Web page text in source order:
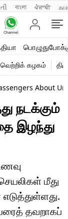
বাংলা ਪੰਜਾਬੀ
கழகம்
About
நடக்கும்
இழந்து
மீது
தவறாகப்